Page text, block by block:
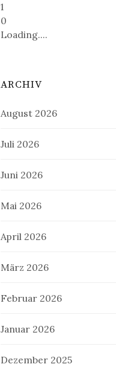
1
0
Loading....
ARCHIV
August 2026
Juli 2026
Juni 2026
Mai 2026
April 2026
März 2026
Februar 2026
Januar 2026
Dezember 2025